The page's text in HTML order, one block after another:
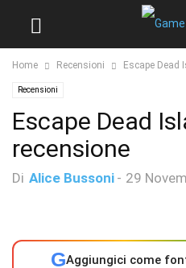
Home Recensioni Escape Dead
Recensioni
Escape Dead
recensione
Di Alice Bussoni - 29
GAggiungici come